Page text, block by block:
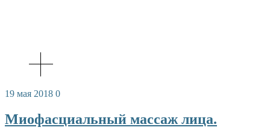
19 мая 2018 0
Миофасциальный массаж лица.